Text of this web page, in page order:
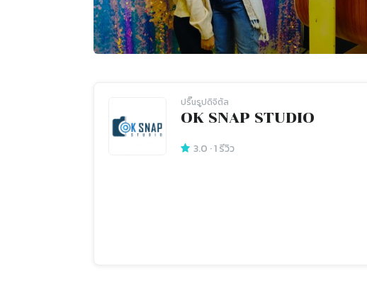
ปริ๊นรูปดิจิตัล
OK SNAP STUDIO
3.0 ·1รีวิว